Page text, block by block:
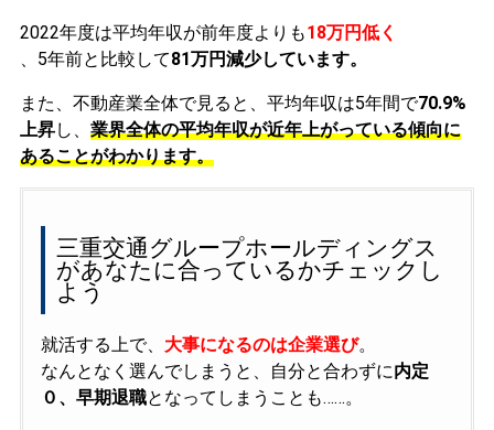
2022年度は平均年収が前年度よりも18万円低く
、5年前と比較して81万円減少しています。
また、不動産業全体で見ると、平均年収は5年間で70.9%
上昇し、 業界全体の平均年収が近年上がっている傾向に
あることがわかります。
三重交通グループホールディングス
があなたに合っているかチェックし
よう
就活する上で、 大事になるのは企業選び。
なんとなく選んでしまうと、自分と合わずに内定
０、早期退職となってしまうことも……。